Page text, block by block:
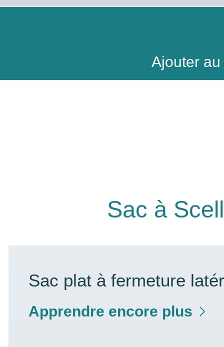
Ajouter
Sac à
Sac plat à fermeture
Apprendre encore plus